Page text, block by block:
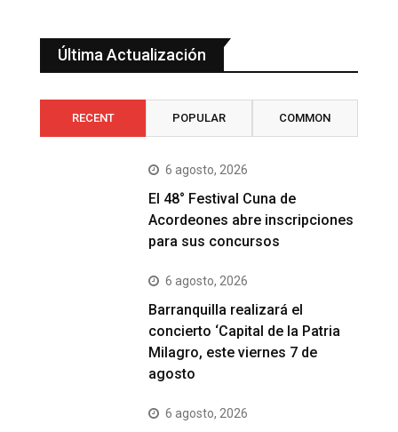
Última Actualización
RECENT POPULAR COMMON
6 agosto, 2026
El 48° Festival Cuna de
Acordeones abre inscripciones
para sus concursos
6 agosto, 2026
Barranquilla realizará el
concierto ‘Capital de la Patria
Milagro, este viernes 7 de
agosto
6 agosto, 2026